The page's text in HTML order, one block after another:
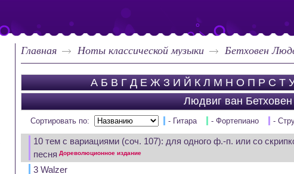
Главная Ноты классической музыки Бетховен
А Б В Г Д Е Ж З И Й К Л М Н О П Р С Т
Людвиг ван Бетховен
Сортировать по: - Гитара - Фортепиано -
10 тем с вариациями (соч. 107): для одного ф.-п. или со
песня Дореволюционное издание
3 Walzer